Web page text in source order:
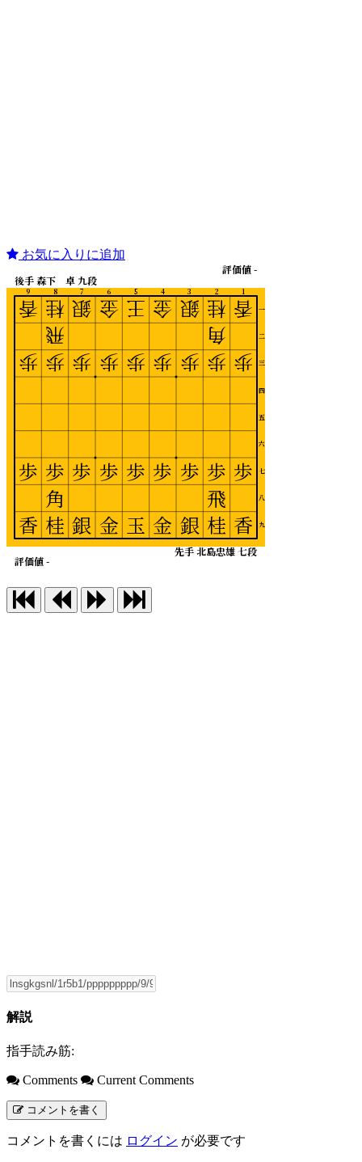
お気に入りに追加
1
2
3
4
5
6
7
8
9
一
二
三
四
五
六
七
八
九
先手 北島忠雄 七段
後手 森下 卓 九段
評価値 -
評価値 -
香
歩
歩
香
桂
角
歩
歩
飛
桂
銀
歩
歩
銀
金
歩
歩
金
王
歩
歩
玉
金
歩
歩
金
銀
歩
歩
銀
桂
飛
歩
歩
角
桂
香
歩
歩
香
解説
指手読み筋:
Comments Current Comments
コメントを書く
コメントを書くには ログイン が必要です